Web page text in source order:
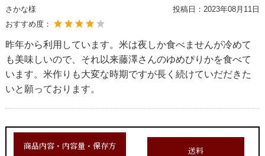
さかな様 投稿日： 2023年08月11日
おすすめ度：
昨年から利用しています。米は夜しか食べませんが冷めて
も美味しいので、それ以来藤澤さんのゆめぴりかを食べて
います。米作りも大変な時期ですが長く続けていだだきた
いと願っております。
商品内容・内容量・保存方
送料